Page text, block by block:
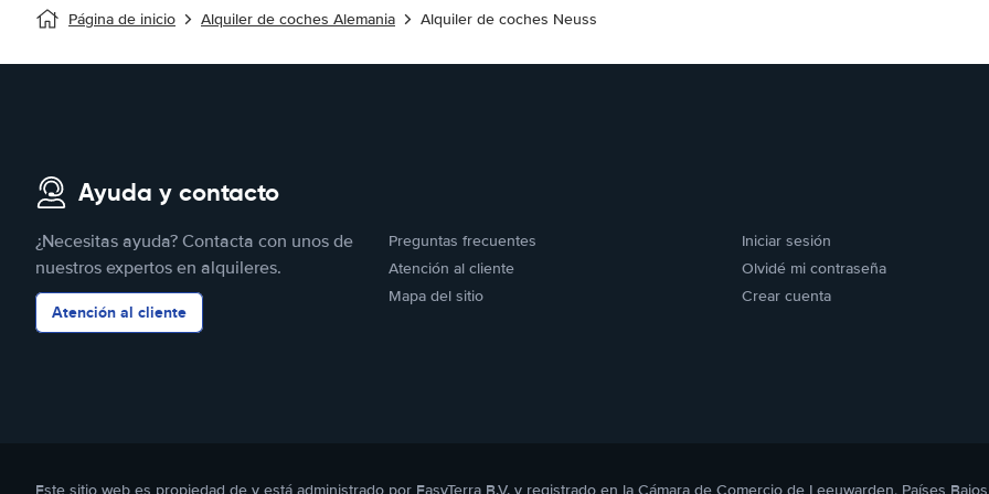
Página de inicio Alquiler de coches Alemania Alquiler de coches Neuss
Ayuda y contacto
¿Necesitas ayuda? Contacta con unos de
nuestros expertos en alquileres.
Atención al cliente
Preguntas frecuentes
Atención al cliente
Mapa del sitio
Iniciar sesión
Olvidé mi contraseña
Crear cuenta
Este sitio web es propiedad de y está administrado por EasyTerra B.V. y registrado en la Cámara de Comercio de Leeuwarden, Países